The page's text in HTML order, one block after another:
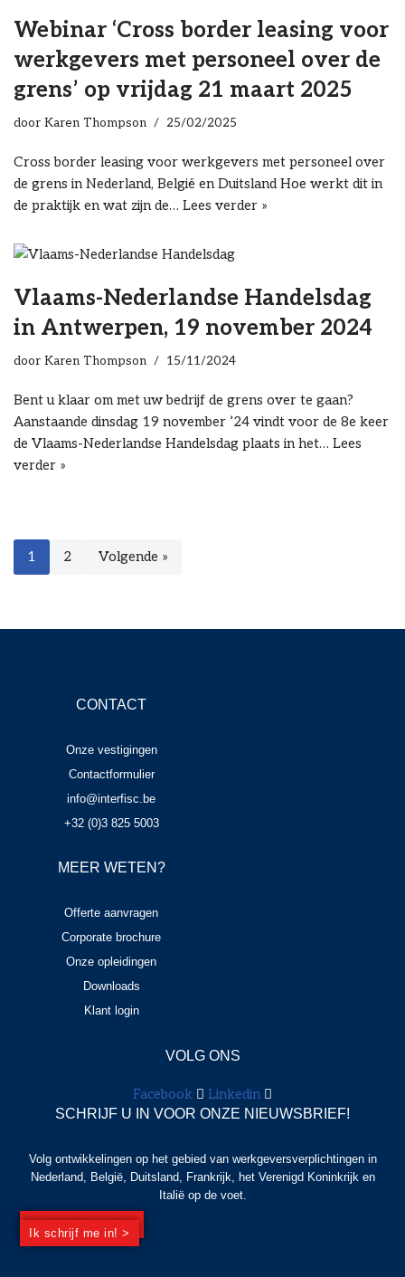
Webinar ‘Cross border leasing voor
werkgevers met personeel over de
grens’ op vrijdag 21 maart 2025
door Karen Thompson 25/02/2025
Cross border leasing voor werkgevers met personeel over
de grens in Nederland, België en Duitsland Hoe werkt dit in
de praktijk en wat zijn de… Lees verder »
Vlaams-Nederlandse Handelsdag
in Antwerpen, 19 november 2024
door Karen Thompson 15/11/2024
Bent u klaar om met uw bedrijf de grens over te gaan?
Aanstaande dinsdag 19 november ’24 vindt voor de 8e keer
de Vlaams-Nederlandse Handelsdag plaats in het… Lees
verder »
1 2 Volgende »
CONTACT
Onze vestigingen
Contactformulier
info@interfisc.be
+32 (0)3 825 5003
MEER WETEN?
Offerte aanvragen
Corporate brochure
Onze opleidingen
Downloads
Klant login
VOLG ONS
Facebook Linkedin
SCHRIJF U IN VOOR ONZE NIEUWSBRIEF!
Volg ontwikkelingen op het gebied van werkgeversverplichtingen in
Nederland, België, Duitsland, Frankrijk, het Verenigd Koninkrijk en
Italië op de voet.
Ik schrijf me in! >
Ik schrijf me in! >